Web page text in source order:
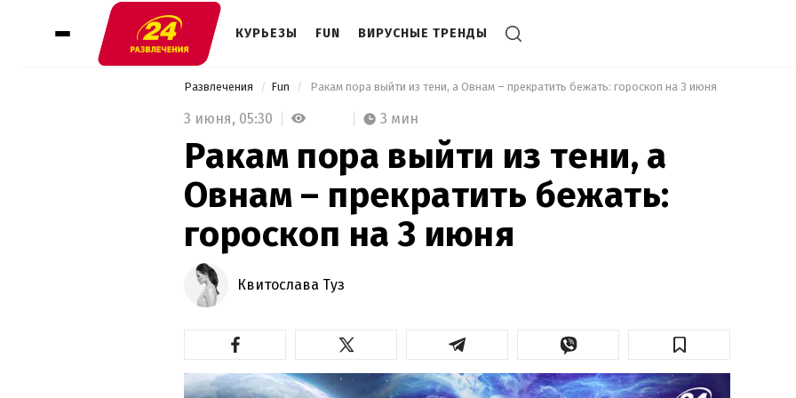
КУРЬЕЗЫ FUN ВИРУСНЫЕ ТРЕНДЫ
Развлечения Fun Ракам пора выйти из тени, а Овнам – прекратить бежать: гороскоп на 3 июня
3 июня, 05:30 3 мин
Ракам пора выйти из тени, а
Овнам – прекратить бежать:
гороскоп на 3 июня
Квитослава Туз